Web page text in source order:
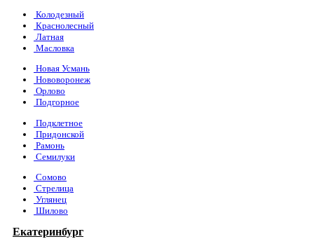
Колодезный
Краснолесный
Латная
Масловка
Новая Усмань
Нововоронеж
Орлово
Подгорное
Подклетное
Придонской
Рамонь
Семилуки
Сомово
Стрелица
Углянец
Шилово
Екатеринбург